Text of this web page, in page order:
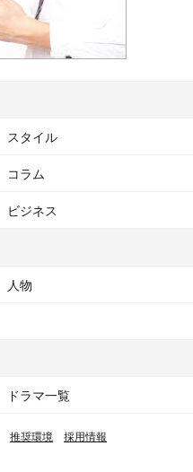
スタイル
コラム
ビジネス
人物
ドラマ一覧
推奨環境 採用情報